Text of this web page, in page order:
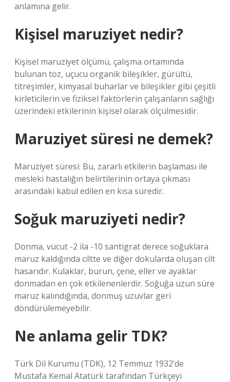
anlamına gelir.
Kişisel maruziyet nedir?
Kişisel maruziyet ölçümü, çalışma ortamında
bulunan toz, uçucu organik bileşikler, gürültü,
titreşimler, kimyasal buharlar ve bileşikler gibi çeşitli
kirleticilerin ve fiziksel faktörlerin çalışanların sağlığı
üzerindeki etkilerinin kişisel olarak ölçülmesidir.
Maruziyet süresi ne demek?
Maruziyet süresi: Bu, zararlı etkilerin başlaması ile
mesleki hastalığın belirtilerinin ortaya çıkması
arasındaki kabul edilen en kısa süredir.
Soğuk maruziyeti nedir?
Donma, vücut -2 ila -10 santigrat derece soğuklara
maruz kaldığında ciltte ve diğer dokularda oluşan cilt
hasarıdır. Kulaklar, burun, çene, eller ve ayaklar
donmadan en çok etkilenenlerdir. Soğuğa uzun süre
maruz kalındığında, donmuş uzuvlar geri
döndürülemeyebilir.
Ne anlama gelir TDK?
Türk Dil Kurumu (TDK), 12 Temmuz 1932’de
Mustafa Kemal Atatürk tarafından Türkçeyi